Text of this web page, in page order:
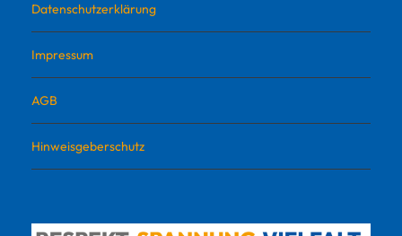
Datenschutzerklärung
Impressum
AGB
Hinweisgeberschutz